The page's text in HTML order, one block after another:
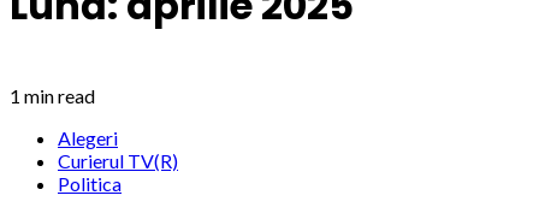
1 min read
Alegeri
Curierul TV(R)
Politica